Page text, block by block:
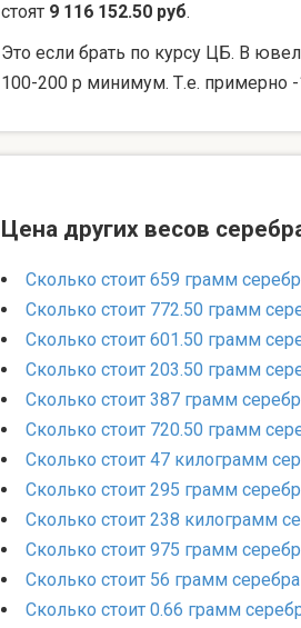
стоят 9 116 152.50 руб.
Это если брать по курсу ЦБ. В
100-200 р минимум. Т.е. примерно
Цена других весов
Сколько стоит 659 грамм
Сколько стоит 772.50 грамм
Сколько стоит 601.50 грамм
Сколько стоит 203.50 грамм
Сколько стоит 387 грамм
Сколько стоит 720.50 грамм
Сколько стоит 47 килограмм
Сколько стоит 295 грамм
Сколько стоит 238 килограмм
Сколько стоит 975 грамм
Сколько стоит 56 грамм серебра
Сколько стоит 0.66 грамм